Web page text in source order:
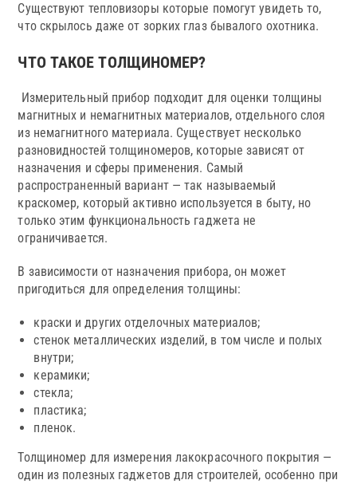
Существуют тепловизоры которые помогут увидеть то,
что скрылось даже от зорких глаз бывалого охотника.
ЧТО ТАКОЕ ТОЛЩИНОМЕР?
Измерительный прибор подходит для оценки толщины
магнитных и немагнитных материалов, отдельного слоя
из немагнитного материала. Существует несколько
разновидностей толщиномеров, которые зависят от
назначения и сферы применения. Самый
распространенный вариант — так называемый
краскомер, который активно используется в быту, но
только этим функциональность гаджета не
ограничивается.
В зависимости от назначения прибора, он может
пригодиться для определения толщины:
краски и других отделочных материалов;
стенок металлических изделий, в том числе и полых
внутри;
керамики;
стекла;
пластика;
пленок.
Толщиномер для измерения лакокрасочного покрытия —
один из полезных гаджетов для строителей, особенно при